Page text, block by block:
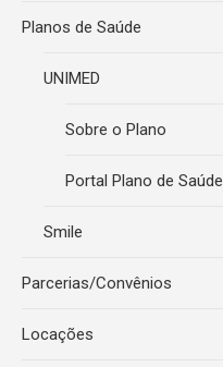
Planos de Saúde
UNIMED
Sobre o Plano
Portal Plano de Saúde
Smile
Parcerias/Convênios
Locações